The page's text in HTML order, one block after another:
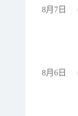
8月7日
8月6日